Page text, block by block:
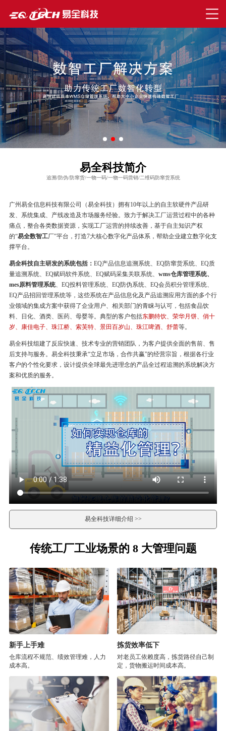
易全科技简介
追溯/防伪/防窜货/一物一码/一物一码营销/二维码防窜货系统
广州易全信息科技有限公司（易全科技）拥有10年以上的自主软硬件产品研
发、系统集成、产线改造及市场服务经验。致力于解决工厂运营过程中的各种
痛点，整合各类数据资源，实现工厂运营的持续改善，基于自主知识产权
的“易全数智工厂”平台，打造7大核心数字化产品体系，帮助企业建立数字化支
撑平台。
易全科技自主研发的系统包括： EQ产品信息追溯系统、EQ防窜货系统、EQ质
量追溯系统、EQ赋码软件系统、EQ赋码采集关联系统、 wms仓库管理系统、
mes原料管理系统、EQ投料管理系统、EQ防伪系统、EQ会员积分管理系统、
EQ产品招回管理系统等，这些系统在产品信息化及产品追溯应用方面的多个行
业领域的集成方案中获得了企业用户、相关部门的青睐与认可，包括食品饮
料、日化、酒类、医药、母婴等。典型的客户包括东鹏特饮、荣华月饼、俏十
岁、康佳电子、珠江桥、索芙特、景田百岁山、珠江啤酒、舒蕾等。
易全科技组建了反应快速、技术专业的营销团队，为客户提供全面的售前、售
后支持与服务。易全科技秉承“立足市场，合作共赢”的经营宗旨，根据各行业
客户的个性化要求，设计提供全球最先进理念的产品全过程追溯的系统解决方
案和优质的服务。
易全科技详细介绍 >>
传统工厂工业场景的 8 大管理问题
新手上手难
仓库流程不规范、绩效管理难，人力
成本高。
拣货效率低下
对老员工依赖度高，拣货路径自己制
定，货物搬运时间成本高。